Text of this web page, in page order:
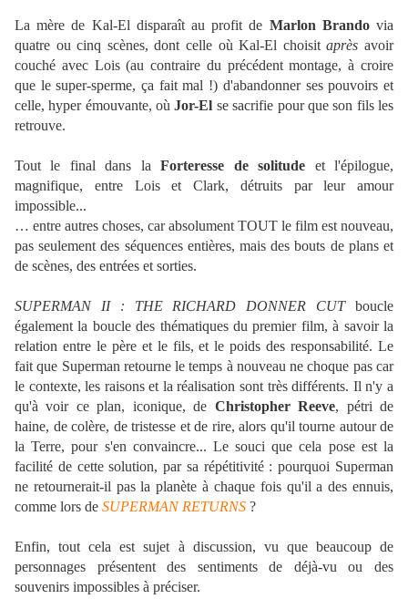
La mère de Kal-El disparaît au profit de Marlon Brandovia
quatre ou cinq scènes, dont celle où Kal-El choisitaprès avoir
couché avec Lois (au contraire du précédent montage, à croire
que le super-sperme, ça fait mal !) d'abandonner ses pouvoirs et
celle, hyper émouvante, oùJor-El se sacrifie pour que son fils les
retrouve.
Tout le final dans laForteresse de solitude et l'épilogue,
magnifique, entre Lois et Clark, détruits par leur amour
impossible...
… entre autres choses, car absolument TOUT le film est nouveau,
pas seulement des séquences entières, mais des bouts de plans et
de scènes, des entrées et sorties.
SUPERMAN II : THE RICHARD DONNER CUTboucle
également la boucle des thématiques du premier film, à savoir la
relation entre le père et le fils, et le poids des responsabilité. Le
fait que Superman retourne le temps à nouveau ne choque pas car
le contexte, les raisons et la réalisation sont très différents. Il n'y a
qu'à voir ce plan, iconique, de Christopher Reeve, pétri de
haine, de colère, de tristesse et de rire, alors qu'il tourne autour de
la Terre, pour s'en convaincre... Le souci que cela pose est la
facilité de cette solution, par sa répétitivité : pourquoi Superman
ne retournerait-il pas la planète à chaque fois qu'il a des ennuis,
comme lors de SUPERMAN RETURNS ?
Enfin, tout cela est sujet à discussion, vu que beaucoup de
personnages présentent des sentiments de déjà-vu ou des
souvenirs impossibles à préciser.